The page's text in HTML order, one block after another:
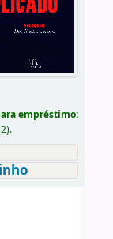
empréstimo: